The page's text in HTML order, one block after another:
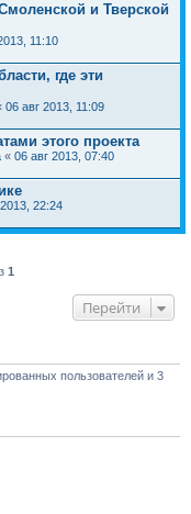
и Тверской
11:10
где эти
06 авг 2013, 11:09
этого проекта
« 06 авг 2013, 07:40
22:24
1
Перейти
пользователей и 3